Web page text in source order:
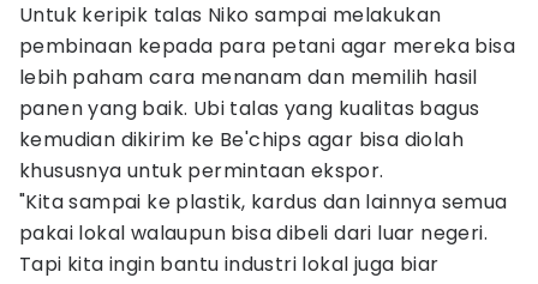
Untuk keripik talas Niko sampai melakukan
pembinaan kepada para petani agar mereka bisa
lebih paham cara menanam dan memilih hasil
panen yang baik. Ubi talas yang kualitas bagus
kemudian dikirim ke Be'chips agar bisa diolah
khususnya untuk permintaan ekspor.
"Kita sampai ke plastik, kardus dan lainnya semua
pakai lokal walaupun bisa dibeli dari luar negeri.
Tapi kita ingin bantu industri lokal juga biar